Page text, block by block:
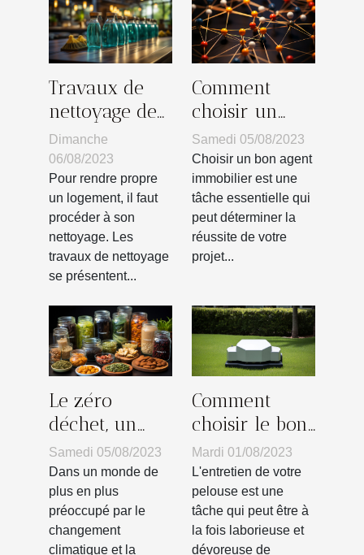
Travaux de
nettoyage de
bâtiment :
quels sont les
différents
types ?
Dimanche
06/08/2023
Pour rendre propre
un logement, il faut
procéder à son
nettoyage. Les
travaux de nettoyage
se présentent...
Comment
choisir un
bon agent
immobilier?
Samedi 05/08/2023
Choisir un bon agent
immobilier est une
tâche essentielle qui
peut déterminer la
réussite de votre
projet...
Le zéro
déchet, un
mode de vie à
adopter pour
sauver la
planète
Samedi 05/08/2023
Dans un monde de
plus en plus
préoccupé par le
changement
climatique et la
Comment
choisir le bon
robot
tondeuse sans
fil
périphérique
selon vos
Mardi 01/08/2023
L'entretien de votre
pelouse est une
tâche qui peut être à
la fois laborieuse et
dévoreuse de